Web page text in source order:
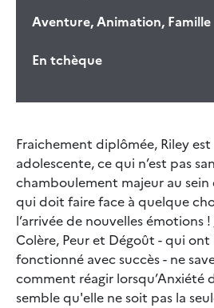
Aventure, Animation, Famille
En tchèque
Fraichement diplômée, Riley
adolescente, ce qui n’est pas
chamboulement majeur au
qui doit faire face à quelque
l’arrivée de nouvelles émotions !
Colère, Peur et Dégoût - qui
fonctionné avec succès - ne
comment réagir lorsqu’Anxiété
semble qu'elle ne soit pas la